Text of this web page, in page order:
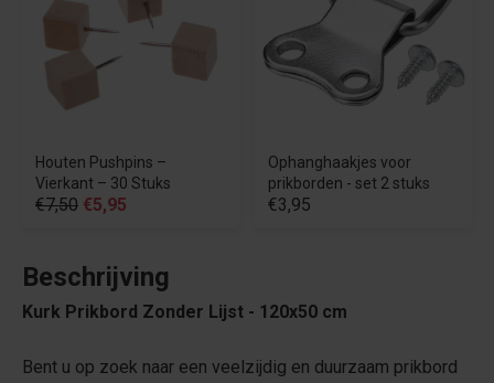
Houten Pushpins –
Vierkant – 30 Stuks
€7,50 €5,95
Ophanghaakjes voor
prikborden - set 2 stuks
€3,95
Beschrijving
Kurk Prikbord Zonder Lijst - 120x50 cm
Bent u op zoek naar een veelzijdig en duurzaam prikbord